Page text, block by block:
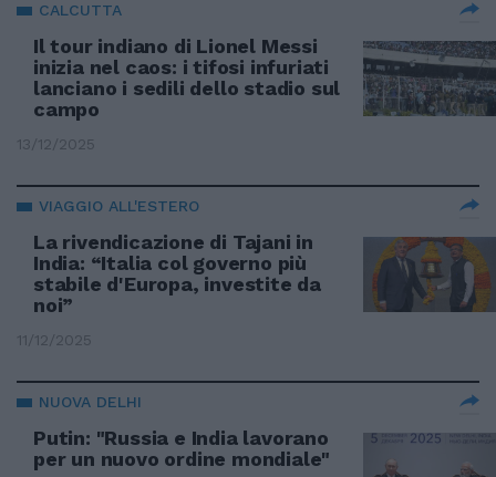
CALCUTTA
Il tour indiano di Lionel Messi
inizia nel caos: i tifosi infuriati
lanciano i sedili dello stadio sul
campo
13/12/2025
VIAGGIO ALL'ESTERO
La rivendicazione di Tajani in
India: “Italia col governo più
stabile d'Europa, investite da
noi”
11/12/2025
NUOVA DELHI
Putin: "Russia e India lavorano
per un nuovo ordine mondiale"